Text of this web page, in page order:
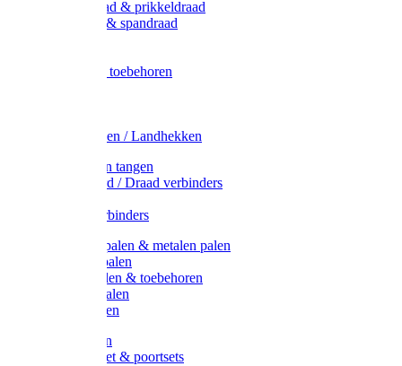
Metaal draad & prikkeldraad
Binddraad & spandraad
Afrasternet toebehoren
Weidehekken / Landhekken
Spanners en tangen
Lint / Koord / Draad verbinders
Litzclip verbinders
Recycling palen & metalen palen
Kunststof palen
T-Post t-palen & toebehoren
Glasfiber palen
Houten palen
Poortgrepen
Doorgangset & poortsets